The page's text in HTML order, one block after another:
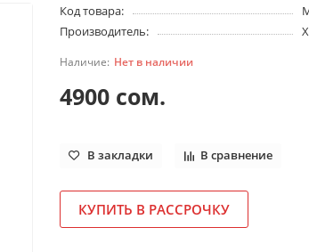
Код товара:
Производитель:
Нет в наличии
4900 сом.
В закладки В сравнение
КУПИТЬ В РАССРОЧКУ